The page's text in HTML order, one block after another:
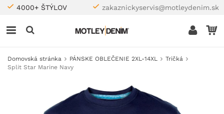
4000+ ŠTÝLOV zakaznickyservis@motleydenim.sk
Domovská stránka PÁNSKE OBLEČENIE 2XL-14XL
Tričká
Split Star Marine Navy